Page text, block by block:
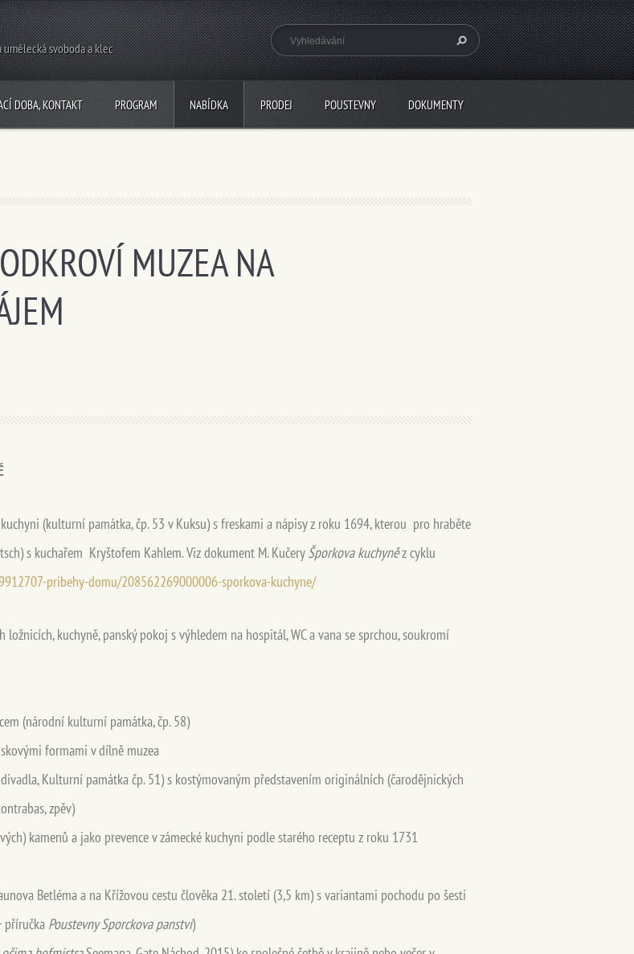
umělecká svoboda a klec
DOBA, KONTAKT PROGRAM NABÍDKA PRODEJ POUSTEVNY DOKUMENTY
MUZEA NA
(kulturní památka, čp. 53 v Kuksu) s freskami a nápisy z roku 1694, kterou pro hraběte
s kuchařem Kryštofem Kahlem. Viz dokument M. KučeryŠporkova kuchyněz cyklu
pribehy-domu/208562269000006-sporkova-kuchyne/
kuchyně, panský pokoj s výhledem na hospitál, WC a vana se sprchou, soukromí
(národní kulturní památka, čp. 58)
formami v dílně muzea
Kulturní památka čp. 51) s kostýmovaným představením originálních (čarodějnických
zpěv)
kamenů a jako prevence v zámecké kuchyni podle starého receptu z roku 1731
Betléma a na Křížovou cestu člověka 21. století (3,5 km) s variantami pochodu po šesti
příručka Poustevny Sporckova panství)